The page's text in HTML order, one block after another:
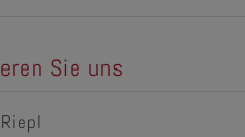
Sie uns